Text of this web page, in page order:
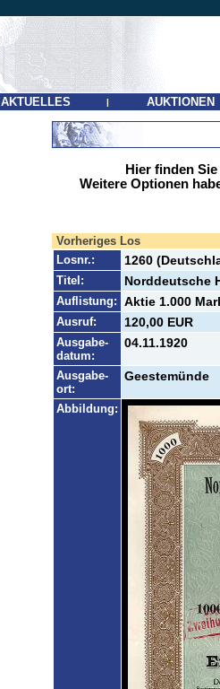
AKTUELLES | AUKTIONEN
Hier finden
Weitere Optionen
Vorheriges Los
Losnr.:
1260
Titel: Norddeutsche
Auflistung: Aktie 1.000
Ausruf: 120,00 EUR
Ausgabe-
datum:
04.11.1920
Ausgabe-
ort:
Geestemünde
Abbildung: